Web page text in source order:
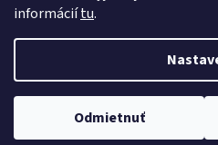
informáciítu.
Odmietnuť
Copyright 2026BAJKY ŠPORT